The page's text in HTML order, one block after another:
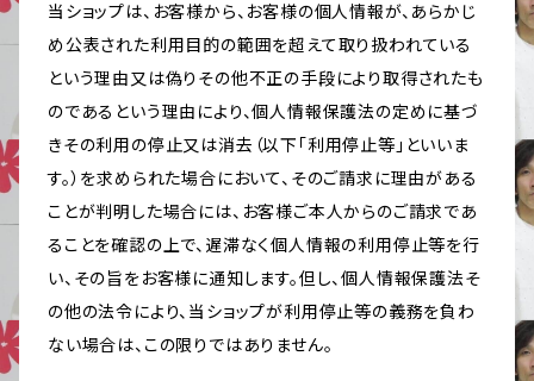
当ショップは、お客様から、お客様の個人情報が、あらかじ
め公表された利用目的の範囲を超えて取り扱われている
という理由又は偽りその他不正の手段により取得されたも
のであるという理由により、個人情報保護法の定めに基づ
きその利用の停止又は消去（以下「利用停止等」といいま
す。）を求められた場合において、そのご請求に理由がある
ことが判明した場合には、お客様ご本人からのご請求であ
ることを確認の上で、遅滞なく個人情報の利用停止等を行
い、その旨をお客様に通知します。但し、個人情報保護法そ
の他の法令により、当ショップが利用停止等の義務を負わ
ない場合は、この限りではありません。